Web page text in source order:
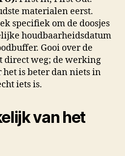
materialen eerst.
specifiek om de doosjes
houdbaarheidsdatum
Gooi over de
direct weg; de werking
is beter dan niets in
iets is.
van het